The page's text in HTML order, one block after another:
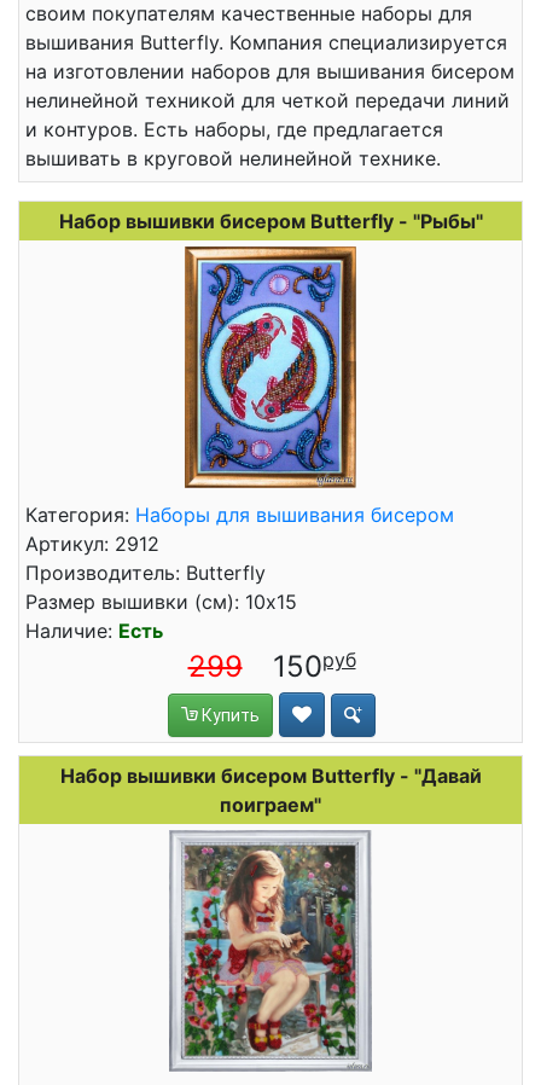
своим покупателям качественные наборы для
вышивания Butterfly. Компания специализируется
на изготовлении наборов для вышивания бисером
нелинейной техникой для четкой передачи линий
и контуров. Есть наборы, где предлагается
вышивать в круговой нелинейной технике.
Набор вышивки бисером Butterfly - "Рыбы"
Категория: Наборы для вышивания бисером
Артикул: 2912
Производитель: Butterfly
Размер вышивки (см): 10x15
Наличие: Есть
299 150
Купить
Набор вышивки бисером Butterfly - "Давай
поиграем"